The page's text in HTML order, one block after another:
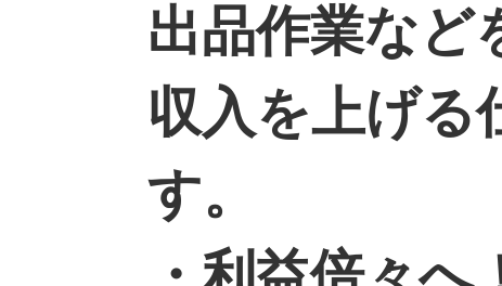
出品作業など
収入を上げる
す。